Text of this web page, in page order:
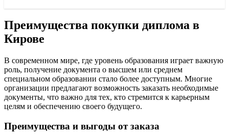
Преимущества покупки диплома в
Кирове
В современном мире, где уровень образования играет важную
роль, получение документа о высшем или среднем
специальном образовании стало более доступным. Многие
организации предлагают возможность заказать необходимые
документы, что важно для тех, кто стремится к карьерным
целям и обеспечению своего будущего.
Преимущества и выгоды от заказа